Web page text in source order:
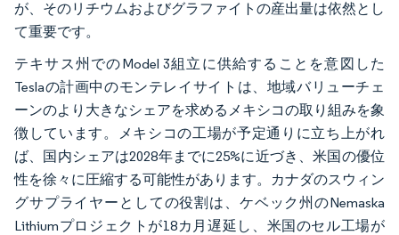
が、そのリチウムおよびグラファイトの産出量は依然とし
て重要です。
テキサス州でのModel 3組立に供給することを意図した
Teslaの計画中のモンテレイサイトは、地域バリューチェ
ーンのより大きなシェアを求めるメキシコの取り組みを象
徴しています。メキシコの工場が予定通りに立ち上がれ
ば、国内シェアは2028年までに25%に近づき、米国の優位
性を徐々に圧縮する可能性があります。カナダのスウィン
グサプライヤーとしての役割は、ケベック州のNemaska
Lithiumプロジェクトが18カ月遅延し、米国のセル工場が